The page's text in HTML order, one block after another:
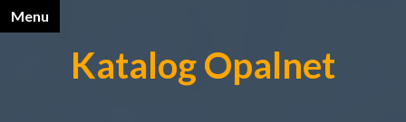
Menu
Katalog Opalnet
Katalog Opalnet